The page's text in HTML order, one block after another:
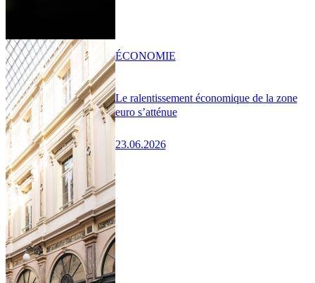
Le ralentissement économique de la zone
euro s’atténue
23.06.2026
ÉCONOMIE